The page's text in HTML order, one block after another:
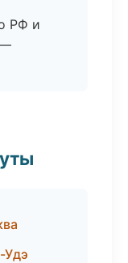
РФ и
—
Удэ